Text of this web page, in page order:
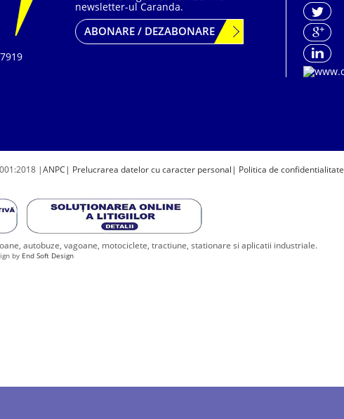
newsletter-ul Caranda.
ABONARE / DEZABONARE
|ANPC | Prelucrarea datelor cu caracter personal | Politica de confidentialitate
autobuze, vagoane, motociclete, tractiune, stationare si aplicatii industriale.
by End Soft Design